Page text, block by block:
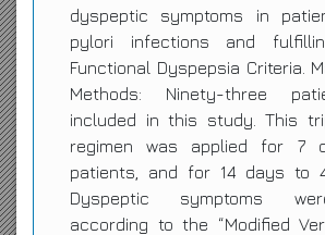
dyspeptic symptoms in
pylori infections and
Functional Dyspepsia Criteria.
Methods: Ninety-three
included in this study. This
regimen was applied for 7
patients, and for 14 days to
Dyspeptic symptoms
according to the “Modified